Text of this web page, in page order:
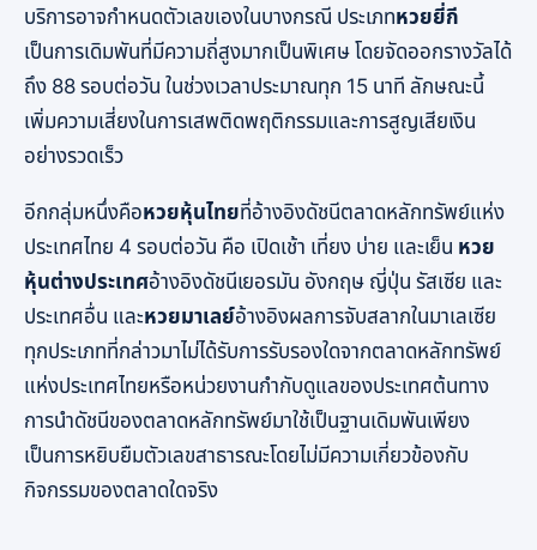
บริการอาจกำหนดตัวเลขเองในบางกรณี ประเภทหวยยี่กี
เป็นการเดิมพันที่มีความถี่สูงมากเป็นพิเศษ โดยจัดออกรางวัลได้
ถึง 88 รอบต่อวัน ในช่วงเวลาประมาณทุก 15 นาที ลักษณะนี้
เพิ่มความเสี่ยงในการเสพติดพฤติกรรมและการสูญเสียเงิน
อย่างรวดเร็ว
อีกกลุ่มหนึ่งคือหวยหุ้นไทยที่อ้างอิงดัชนีตลาดหลักทรัพย์แห่ง
ประเทศไทย 4 รอบต่อวัน คือ เปิดเช้า เที่ยง บ่าย และเย็น หวย
หุ้นต่างประเทศอ้างอิงดัชนีเยอรมัน อังกฤษ ญี่ปุ่น รัสเซีย และ
ประเทศอื่น และหวยมาเลย์อ้างอิงผลการจับสลากในมาเลเซีย
ทุกประเภทที่กล่าวมาไม่ได้รับการรับรองใดจากตลาดหลักทรัพย์
แห่งประเทศไทยหรือหน่วยงานกำกับดูแลของประเทศต้นทาง
การนำดัชนีของตลาดหลักทรัพย์มาใช้เป็นฐานเดิมพันเพียง
เป็นการหยิบยืมตัวเลขสาธารณะโดยไม่มีความเกี่ยวข้องกับ
กิจกรรมของตลาดใดจริง